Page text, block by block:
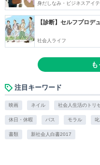
身だしなみ・ビジネスアイ
【診断】セルフプロ
社会人ライフ
も
注目キーワード
映画 ネイル 社会人生活のトリ
休日・休暇 バス モラル 叱
書類 新社会人白書2017